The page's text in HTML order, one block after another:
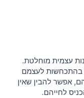
עצמית מוחלטת.
בהתכחשות לעצמם
אפשר להבין שאין
לחייהם.